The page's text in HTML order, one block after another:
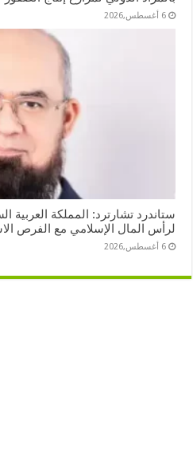
6 أغسطس,2026
ستاندرد تشارترد: المملكة العربية
لرأس المال الإسلامي مع الفرص
6 أغسطس,2026